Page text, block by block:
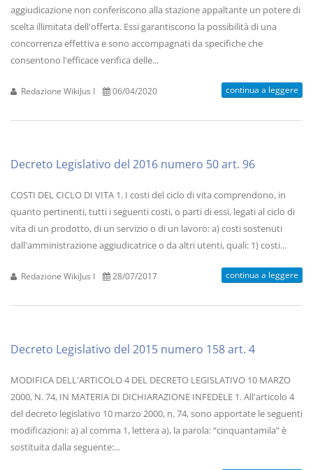
aggiudicazione non conferiscono alla stazione appaltante un potere di
scelta illimitata dell'offerta. Essi garantiscono la possibilità di una
concorrenza effettiva e sono accompagnati da specifiche che
consentono l'efficace verifica delle...
Redazione WikiJus I 06/04/2020 continua a leggere
Decreto Legislativo del 2016 numero 50 art. 96
COSTI DEL CICLO DI VITA 1. I costi del ciclo di vita comprendono, in
quanto pertinenti, tutti i seguenti costi, o parti di essi, legati al ciclo di
vita di un prodotto, di un servizio o di un lavoro: a) costi sostenuti
dall'amministrazione aggiudicatrice o da altri utenti, quali: 1) costi...
Redazione WikiJus I 28/07/2017 continua a leggere
Decreto Legislativo del 2015 numero 158 art. 4
MODIFICA DELL'ARTICOLO 4 DEL DECRETO LEGISLATIVO 10 MARZO
2000, N. 74, IN MATERIA DI DICHIARAZIONE INFEDELE 1. All'articolo 4
del decreto legislativo 10 marzo 2000, n. 74, sono apportate le seguenti
modificazioni: a) al comma 1, lettera a), la parola: “cinquantamila” è
sostituita dalla seguente:...